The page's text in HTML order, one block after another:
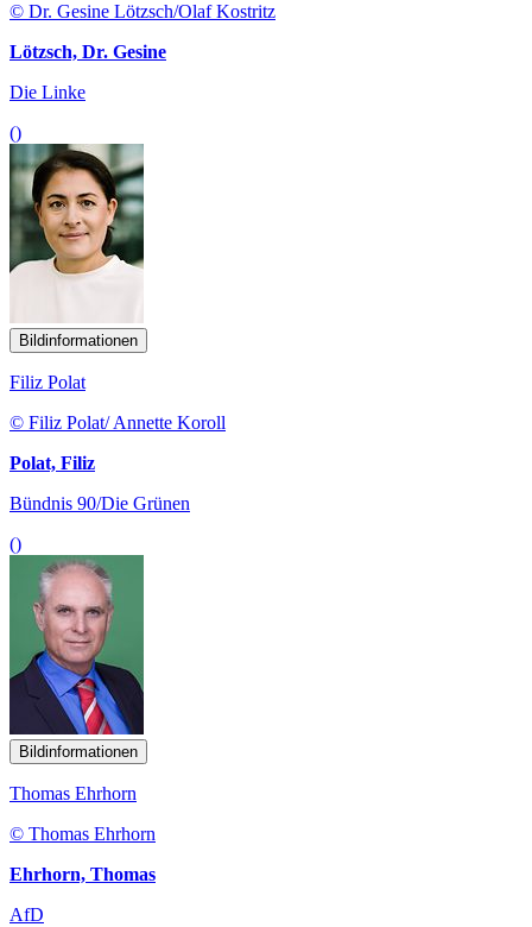
© Dr. Gesine Lötzsch/Olaf Kostritz
Lötzsch, Dr. Gesine
Die Linke
()
Bildinformationen
Filiz Polat
© Filiz Polat/ Annette Koroll
Polat, Filiz
Bündnis 90/Die Grünen
()
Bildinformationen
Thomas Ehrhorn
© Thomas Ehrhorn
Ehrhorn, Thomas
AfD